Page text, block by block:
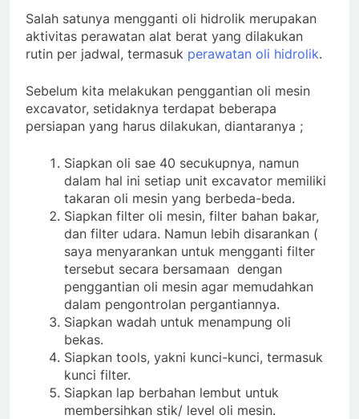
Salah satunya mengganti oli hidrolik merupakan
aktivitas perawatan alat berat yang dilakukan
rutin per jadwal, termasuk perawatan oli hidrolik.
Sebelum kita melakukan penggantian oli mesin
excavator, setidaknya terdapat beberapa
persiapan yang harus dilakukan, diantaranya ;
Siapkan oli sae 40 secukupnya, namun
dalam hal ini setiap unit excavator memiliki
takaran oli mesin yang berbeda-beda.
Siapkan filter oli mesin, filter bahan bakar,
dan filter udara. Namun lebih disarankan (
saya menyarankan untuk mengganti filter
tersebut secara bersamaan dengan
penggantian oli mesin agar memudahkan
dalam pengontrolan pergantiannya.
Siapkan wadah untuk menampung oli
bekas.
Siapkan tools, yakni kunci-kunci, termasuk
kunci filter.
Siapkan lap berbahan lembut untuk
membersihkan stik/ level oli mesin.